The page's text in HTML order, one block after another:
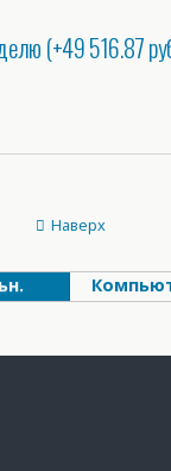
(+49 516.87
Наверх